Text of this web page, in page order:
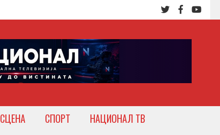
СЦЕНА СПОРТ
НАЦИОНАЛ ТВ